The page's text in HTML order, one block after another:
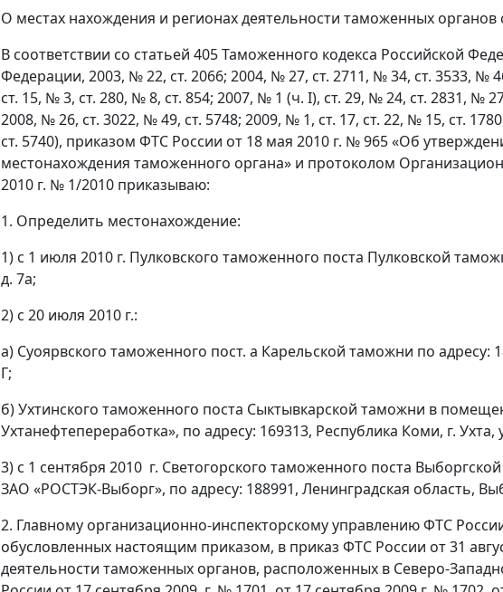
О местах нахождения и регионах деятельности таможенных органов
В соответствии со статьей 405 Таможенного кодекса Российской
Федерации, 2003, № 22, ст. 2066; 2004, № 27, ст. 2711, № 34, ст. 3533, №
ст. 15, № 3, ст. 280, № 8, ст. 854; 2007, № 1 (ч. I), ст. 29, № 24, ст. 2831, №
2008, № 26, ст. 3022, № 49, ст. 5748; 2009, № 1, ст. 17, ст. 22, № 15, ст.
ст. 5740), приказом ФТС России от 18 мая 2010 г. № 965 «Об
местонахождения таможенного органа» и протоколом
2010 г. № 1/2010 приказываю:
1. Определить местонахождение:
1) с 1 июля 2010 г. Пулковского таможенного поста Пулковской
д. 7а;
2) с 20 июля 2010 г.:
а) Суоярвского таможенного пост. а Карельской таможни по адресу:
Г;
б) Ухтинского таможенного поста Сыктывкарской таможни в
Ухтанефтепереработка», по адресу: 169313, Республика Коми, г. Ухта,
3) с 1 сентября 2010 г. Светогорского таможенного поста
ЗАО «РОСТЭК-Выборг», по адресу: 188991, Ленинградская область,
2. Главному организационно-инспекторскому управлению ФТС
обусловленных настоящим приказом, в приказ ФТС России от 31
деятельности таможенных органов, расположенных в Северо-